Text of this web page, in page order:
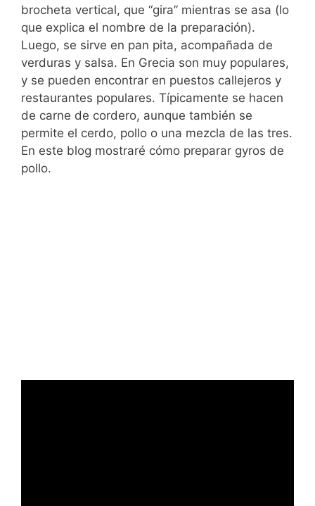
brocheta vertical, que “gira” mientras se asa (lo
que explica el nombre de la preparación).
Luego, se sirve en pan pita, acompañada de
verduras y salsa. En Grecia son muy populares,
y se pueden encontrar en puestos callejeros y
restaurantes populares. Típicamente se hacen
de carne de cordero, aunque también se
permite el cerdo, pollo o una mezcla de las tres.
En este blog mostraré cómo preparar gyros de
pollo.